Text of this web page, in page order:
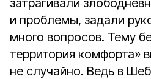
затрагивали
и проблемы, задали
много вопросов. Тему
территория комфорта»
не случайно. Ведь в